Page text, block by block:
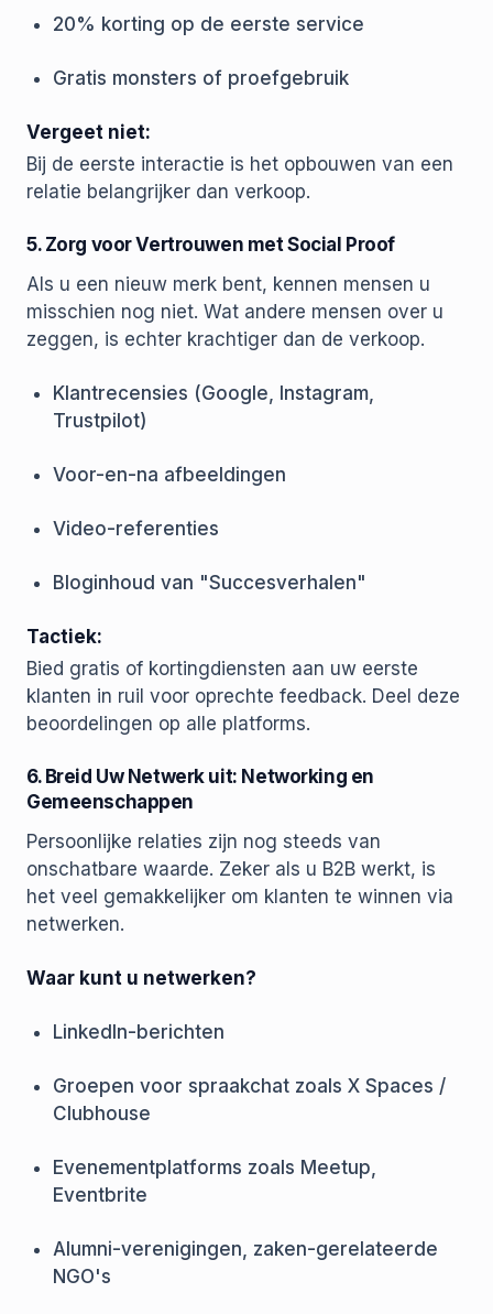
20% korting op de eerste service
Gratis monsters of proefgebruik
Vergeet niet:
Bij de eerste interactie is het opbouwen van een
relatie belangrijker dan verkoop.
5. Zorg voor Vertrouwen met Social Proof
Als u een nieuw merk bent, kennen mensen u
misschien nog niet. Wat andere mensen over u
zeggen, is echter krachtiger dan de verkoop.
Klantrecensies (Google, Instagram,
Trustpilot)
Voor-en-na afbeeldingen
Video-referenties
Bloginhoud van "Succesverhalen"
Tactiek:
Bied gratis of kortingdiensten aan uw eerste
klanten in ruil voor oprechte feedback. Deel deze
beoordelingen op alle platforms.
6. Breid Uw Netwerk uit: Networking en
Gemeenschappen
Persoonlijke relaties zijn nog steeds van
onschatbare waarde. Zeker als u B2B werkt, is
het veel gemakkelijker om klanten te winnen via
netwerken.
Waar kunt u netwerken?
LinkedIn-berichten
Groepen voor spraakchat zoals X Spaces /
Clubhouse
Evenementplatforms zoals Meetup,
Eventbrite
Alumni-verenigingen, zaken-gerelateerde
NGO's